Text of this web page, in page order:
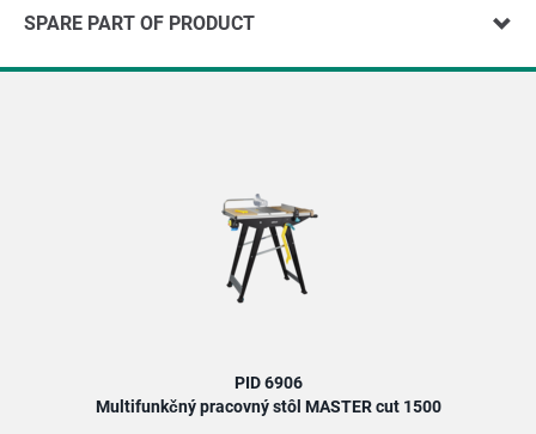
SPARE PART OF PRODUCT
PID 6906
Multifunkčný pracovný stôl MASTER cut 1500